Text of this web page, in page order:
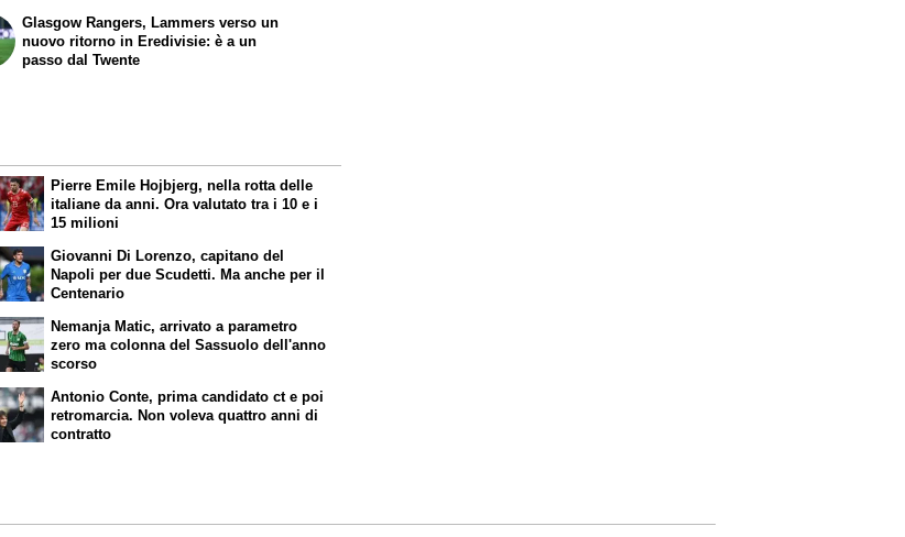
Glasgow Rangers, Lammers verso un
nuovo ritorno in Eredivisie: è a un
passo dal Twente
Pierre Emile Hojbjerg, nella rotta delle
italiane da anni. Ora valutato tra i 10 e i
15 milioni
Giovanni Di Lorenzo, capitano del
Napoli per due Scudetti. Ma anche per il
Centenario
Nemanja Matic, arrivato a parametro
zero ma colonna del Sassuolo dell'anno
scorso
Antonio Conte, prima candidato ct e poi
retromarcia. Non voleva quattro anni di
contratto